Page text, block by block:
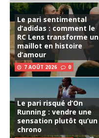
Le pari sentimental
d’adidas : comment le
RC Lens transforme un
maillot en histoire
d’amour
7 AOÛT 2026 0
Le pari risqué d’On
Running : vendre une
sensation plutôt qu’un
chrono